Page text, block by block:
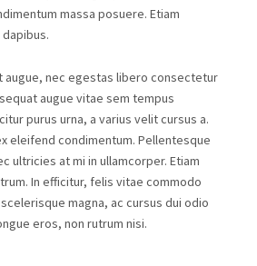
massa posuere. Etiam
augue, nec egestas libero consectetur
augue vitae sem tempus
purus urna, a varius velit cursus a.
eleifend condimentum. Pellentesque
ultricies at mi in ullamcorper. Etiam
In efficitur, felis vitae commodo
magna, ac cursus dui odio
eros, non rutrum nisi.